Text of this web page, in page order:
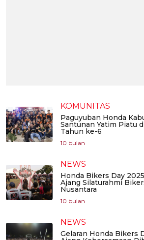
KOMUNITAS
Paguyuban Honda
Santunan Yatim Piatu
Tahun ke-6
10 bulan
NEWS
Honda Bikers Day
Ajang Silaturahmi
Nusantara
10 bulan
NEWS
Gelaran Honda Bikers